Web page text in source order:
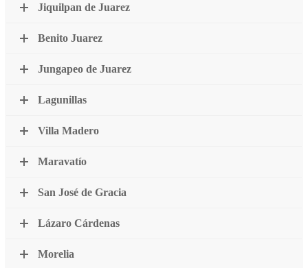
Jiquilpan de Juarez
Benito Juarez
Jungapeo de Juarez
Lagunillas
Villa Madero
Maravatío
San José de Gracia
Lázaro Cárdenas
Morelia